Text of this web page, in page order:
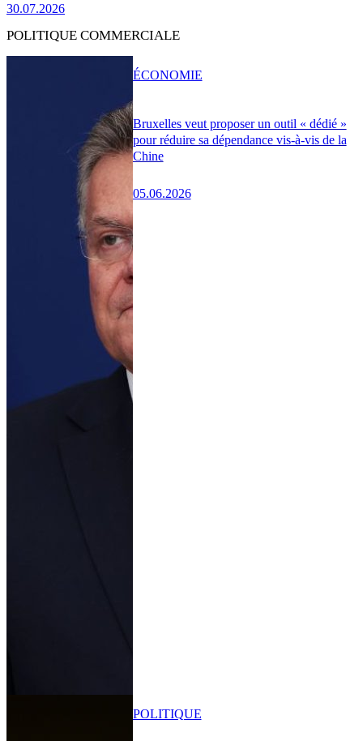
30.07.2026
POLITIQUE COMMERCIALE
Bruxelles veut proposer un outil « dédié »
pour réduire sa dépendance vis-à-vis de la
Chine
05.06.2026
ÉCONOMIE
POLITIQUE